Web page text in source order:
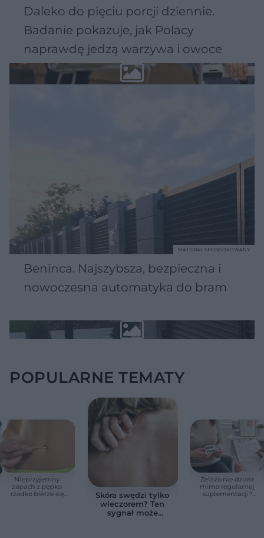
Daleko do pięciu porcji dziennie.
Badanie pokazuje, jak Polacy
naprawdę jedzą warzywa i owoce
Beninca. Najszybsza, bezpieczna i
nowoczesna automatyka do bram
MATERIAŁ SPONSOROWANY
POPULARNE TEMATY
Nieprzyjemny
zapach z pępka
rzadko bierze się
Skóra swędzi tylko
wieczorem? Ten
sygnał może
Żelazo nie działa
mimo regularnej
suplementacji?